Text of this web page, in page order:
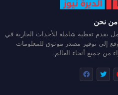
من نحن
يقدم تغطية شاملة للأحداث الجارية في
إلى توفير مصدر موثوق للمعلومات
من جميع أنحاء العالم.